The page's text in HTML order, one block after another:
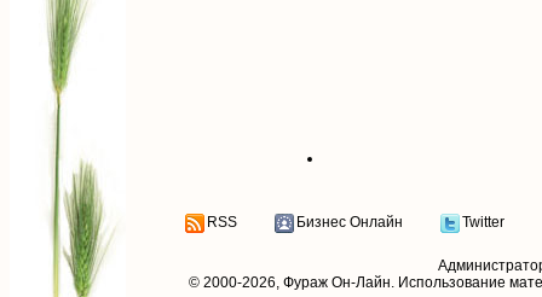
RSS Бизнес Онлайн Twitter
© 2000-2026, Фураж Он-Лайн. Использование